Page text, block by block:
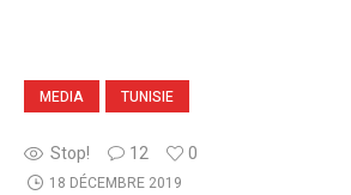
MEDIA TUNISIE
Stop! 12 0
18 DÉCEMBRE 2019